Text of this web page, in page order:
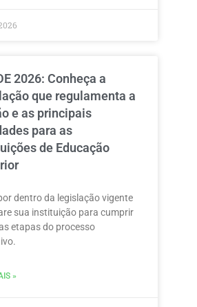
2026: Conheça a
que regulamenta a
e as principais
para as
de Educação
dentro da legislação vigente
sua instituição para cumprir
etapas do processo
»